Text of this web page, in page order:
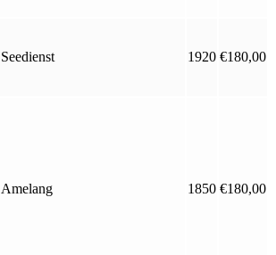
Seedienst 1920 €180,00
Amelang 1850 €180,00